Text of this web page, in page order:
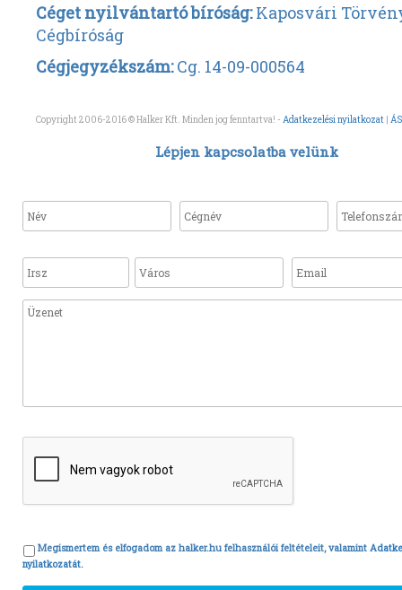
Céget nyilvántartó bíróság:Kaposvári
Cégbíróság
Cégjegyzékszám:Cg. 14-09-000564
Copyright 2006-2016 © Halker Kft. Minden jog fenntartva! - Adatkezelési nyilatkozat |
Lépjen kapcsolatba velünk
Megismertem és elfogadom az halker.hu felhasználói feltételeit, valamint
nyilatkozatát.